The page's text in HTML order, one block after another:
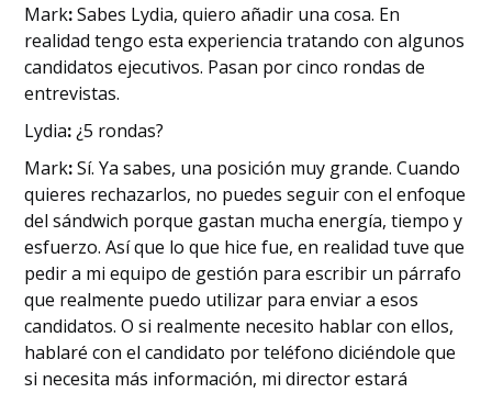
‍Mark:Sabes Lydia, quiero añadir una cosa. En
realidad tengo esta experiencia tratando con algunos
candidatos ejecutivos. Pasan por cinco rondas de
entrevistas.
‍Lydia:¿5 rondas?
‍Mark:Sí. Ya sabes, una posición muy grande. Cuando
quieres rechazarlos, no puedes seguir con el enfoque
del sándwich porque gastan mucha energía, tiempo y
esfuerzo. Así que lo que hice fue, en realidad tuve que
pedir a mi equipo de gestión para escribir un párrafo
que realmente puedo utilizar para enviar a esos
candidatos. O si realmente necesito hablar con ellos,
hablaré con el candidato por teléfono diciéndole que
si necesita más información, mi director estará